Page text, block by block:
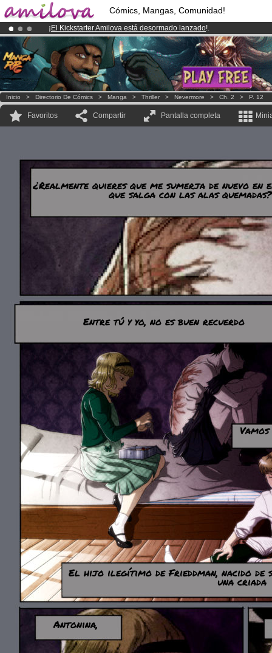
Cómics, Mangas, Comunidad!
¡ El Kickstarter Amilova está desormado lanzado!.
¡Ya tenemos 134393miembrosy 1208Cómics y Mangas!.
¡Conviertete en Premium por3.95 euros al mes!Hazte Premium ya
Inicio > Directorio De Cómics > Manga > Thriller > Nevermore > Ch. 2 > P. 12
Favoritos Compartir Pantalla completa
¿Realmente quieres que me sumerja de nuevo en
que salga con las alas quemadas?
Entre tú y yo, no es buen recuerdo
El hijo ilegítimo de Frieddman, nacido de
una criada
Antonina,